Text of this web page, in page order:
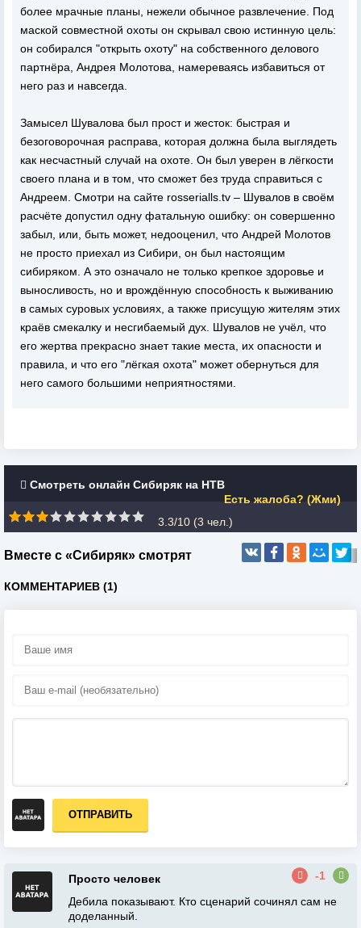
более мрачные планы, нежели обычное развлечение. Под
маской совместной охоты он скрывал свою истинную цель:
он собирался "открыть охоту" на собственного делового
партнёра, Андрея Молотова, намереваясь избавиться от
него раз и навсегда.
Замысел Шувалова был прост и жесток: быстрая и
безоговорочная расправа, которая должна была выглядеть
как несчастный случай на охоте. Он был уверен в лёгкости
своего плана и в том, что сможет без труда справиться с
Андреем. Смотри на сайте rosserialls.tv – Шувалов в своём
расчёте допустил одну фатальную ошибку: он совершенно
забыл, или, быть может, недооценил, что Андрей Молотов
не просто приехал из Сибири, он был настоящим
сибиряком. А это означало не только крепкое здоровье и
выносливость, но и врождённую способность к выживанию
в самых суровых условиях, а также присущую жителям этих
краёв смекалку и несгибаемый дух. Шувалов не учёл, что
его жертва прекрасно знает такие места, их опасности и
правила, и что его "лёгкая охота" может обернуться для
него самого большими неприятностями.
Смотреть онлайн Сибиряк на НТВ
Есть жалоба? (Жми)
3.3/10 (3 чел.)
Вместе с «Сибиряк» смотрят
КОММЕНТАРИЕВ (1)
ОТПРАВИТЬ
Просто человек
-1
Дебила показывают. Кто сценарий сочинял сам не
доделанный.